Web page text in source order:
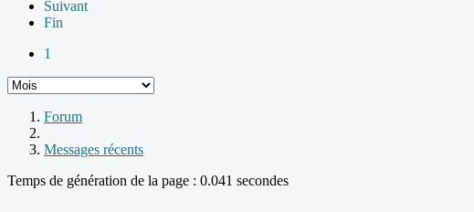
Suivant
Fin
1
Forum
Messages récents
Temps de génération de la page : 0.041 secondes